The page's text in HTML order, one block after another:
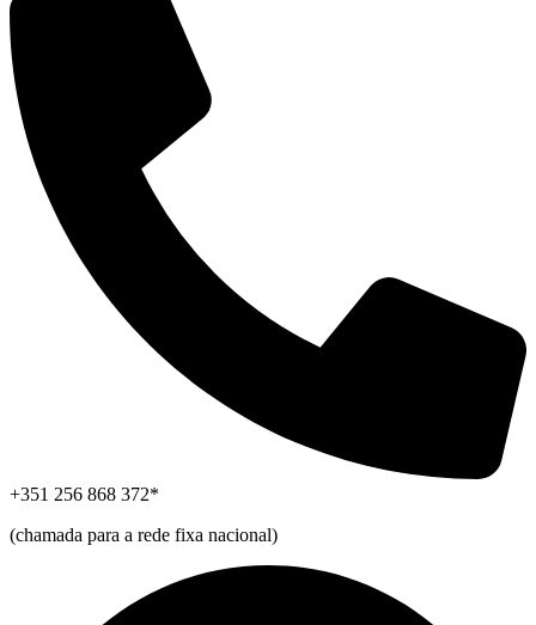
+351 256 868 372*
(chamada para a rede fixa nacional)